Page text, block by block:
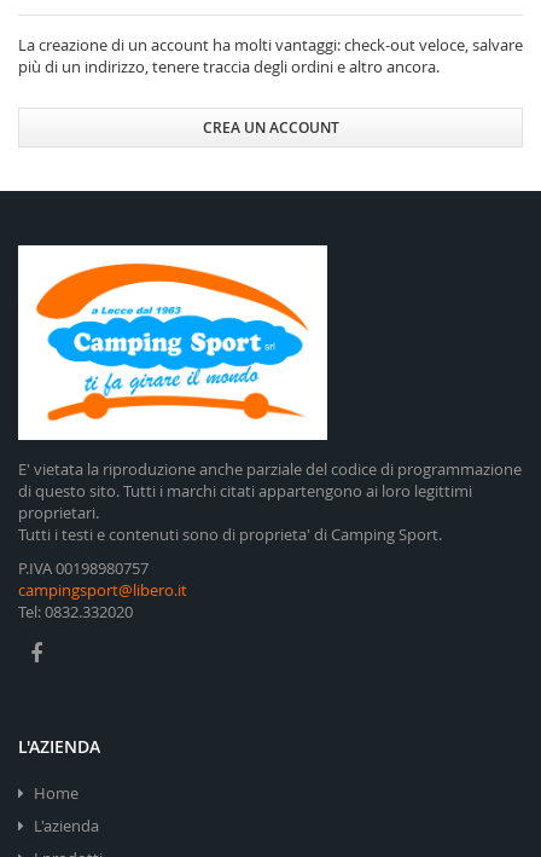
La creazione di un account ha molti vantaggi: check-out veloce, salvare
più di un indirizzo, tenere traccia degli ordini e altro ancora.
CREA UN ACCOUNT
E' vietata la riproduzione anche parziale del codice di programmazione
di questo sito. Tutti i marchi citati appartengono ai loro legittimi
proprietari.
Tutti i testi e contenuti sono di proprieta' di Camping Sport.
P.IVA 00198980757
campingsport@libero.it
Tel: 0832.332020
L'AZIENDA
Home
L'azienda